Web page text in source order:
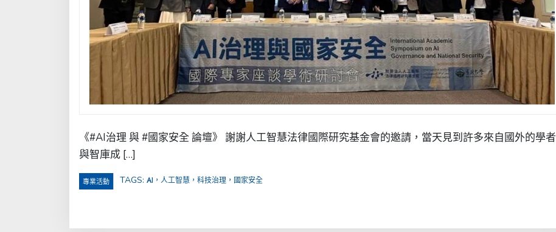
《#AI治理 與 #國家安全 論壇》 謝謝人工智慧法律國際研究基金會的邀請，當天見到許多來自國外的學者
與智庫成 […]
專業活動 TAGS: AI，人工智慧，科技治理，國家安全